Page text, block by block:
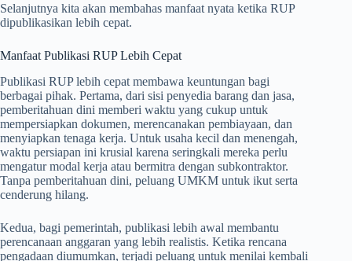
Selanjutnya kita akan membahas manfaat nyata ketika RUP
dipublikasikan lebih cepat.
Manfaat Publikasi RUP Lebih Cepat
Publikasi RUP lebih cepat membawa keuntungan bagi
berbagai pihak. Pertama, dari sisi penyedia barang dan jasa,
pemberitahuan dini memberi waktu yang cukup untuk
mempersiapkan dokumen, merencanakan pembiayaan, dan
menyiapkan tenaga kerja. Untuk usaha kecil dan menengah,
waktu persiapan ini krusial karena seringkali mereka perlu
mengatur modal kerja atau bermitra dengan subkontraktor.
Tanpa pemberitahuan dini, peluang UMKM untuk ikut serta
cenderung hilang.
Kedua, bagi pemerintah, publikasi lebih awal membantu
perencanaan anggaran yang lebih realistis. Ketika rencana
pengadaan diumumkan, terjadi peluang untuk menilai kembali